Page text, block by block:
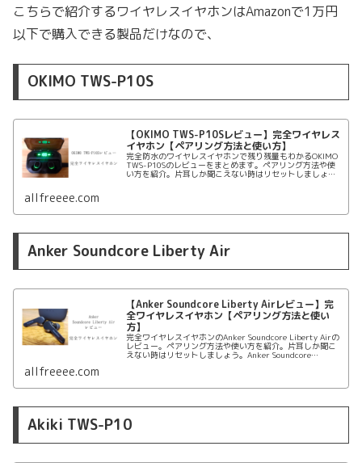
こちらで紹介するワイヤレスイヤホンはAmazonで1万円
以下で購入できる製品だけなので、
OKIMO TWS-P10S
【OKIMO TWS-P10Sレビュー】完全ワイヤレス
イヤホン【ペアリング方法と使い方】
完全防水のワイヤレスイヤホンで残り残量もわかるOKIMO
TWS-P10Sのレビューをまとめます。ペアリング方法や使
い方を紹介。片耳しか聞こえない時はリセットしましょ
allfreeee.com
Anker Soundcore Liberty Air
【Anker Soundcore Liberty Airレビュー】完
全ワイヤレスイヤホン【ペアリング方法と使い
方】
完全ワイヤレスイヤホンのAnker Soundcore Liberty Airの
レビュー。ペアリング方法や使い方を紹介。片耳しか聞こ
えない時はリセットしましょう。Anker Soundcore
allfreeee.com
Akiki TWS-P10